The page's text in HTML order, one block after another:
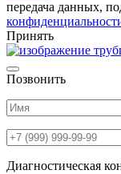
передача данных,
Принять
Позвонить
Диагностическая